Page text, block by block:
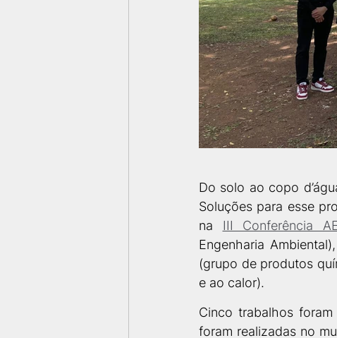
Do solo ao copo
Soluções para esse
na III Conferência
Engenharia
(grupo de produtos
e ao calor).
Cinco trabalhos
foram realizadas no